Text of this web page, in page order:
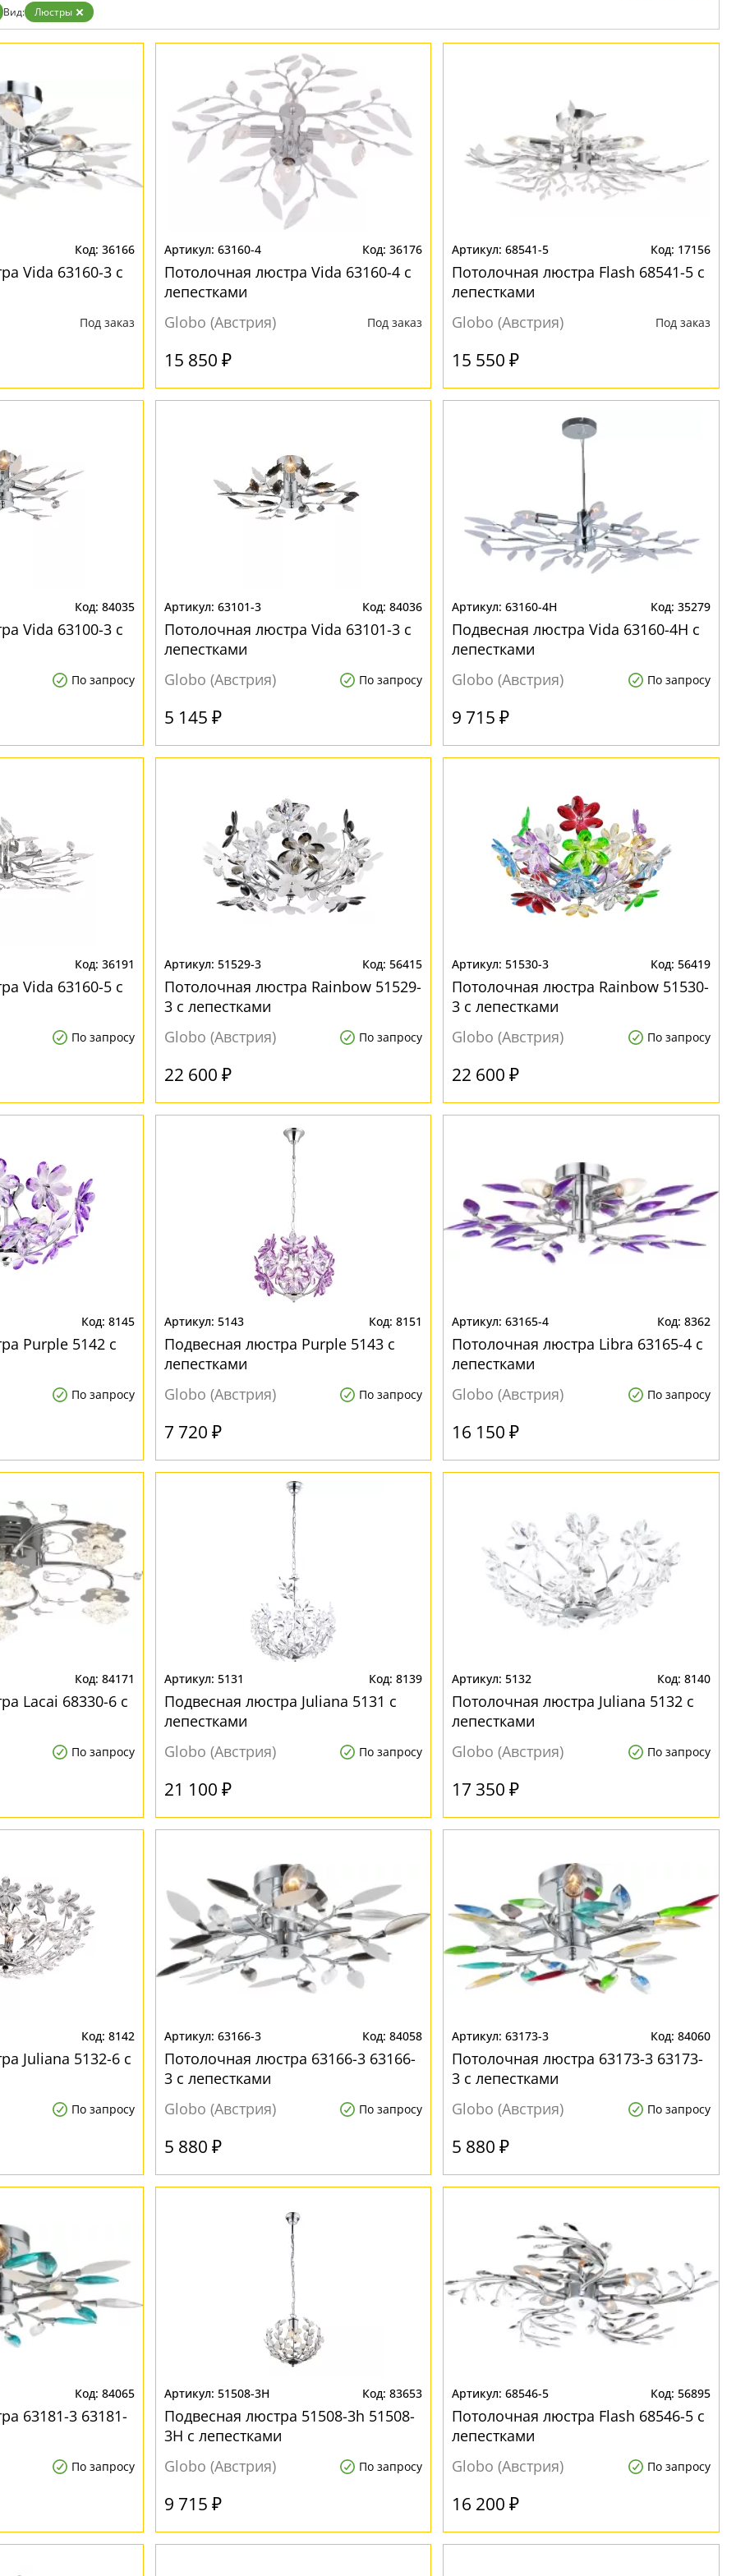
Вид: Люстры
36166
Vida 63160-3 с
Под заказ
63160-4 36176
Потолочная люстра Vida 63160-4 с
лепестками
Globo (Австрия)
Под заказ
15 850 ₽
68541-5 17156
Потолочная люстра Flash 68541-5 с
лепестками
Globo (Австрия)
Под заказ
15 550 ₽
84035
Vida 63100-3 с
По запросу
63101-3 84036
Потолочная люстра Vida 63101-3 с
лепестками
Globo (Австрия)
По запросу
5 145 ₽
63160-4H 35279
Подвесная люстра Vida 63160-4H с
лепестками
Globo (Австрия)
По запросу
9 715 ₽
36191
Vida 63160-5 с
По запросу
51529-3 56415
Потолочная люстра Rainbow 51529-
3 с лепестками
Globo (Австрия)
По запросу
22 600 ₽
51530-3 56419
Потолочная люстра Rainbow 51530-
3 с лепестками
Globo (Австрия)
По запросу
22 600 ₽
8145
Purple 5142 с
По запросу
5143 8151
Подвесная люстра Purple 5143 с
лепестками
Globo (Австрия)
По запросу
7 720 ₽
63165-4 8362
Потолочная люстра Libra 63165-4 с
лепестками
Globo (Австрия)
По запросу
16 150 ₽
84171
Lacai 68330-6 с
По запросу
5131 8139
Подвесная люстра Juliana 5131 с
лепестками
Globo (Австрия)
По запросу
21 100 ₽
5132 8140
Потолочная люстра Juliana 5132 с
лепестками
Globo (Австрия)
По запросу
17 350 ₽
8142
Juliana 5132-6 с
По запросу
63166-3 84058
Потолочная люстра 63166-3 63166-
3 с лепестками
Globo (Австрия)
По запросу
5 880 ₽
63173-3 84060
Потолочная люстра 63173-3 63173-
3 с лепестками
Globo (Австрия)
По запросу
5 880 ₽
84065
63181-3 63181-
По запросу
51508-3H 83653
Подвесная люстра 51508-3h 51508-
3H с лепестками
Globo (Австрия)
По запросу
9 715 ₽
68546-5 56895
Потолочная люстра Flash 68546-5 с
лепестками
Globo (Австрия)
По запросу
16 200 ₽